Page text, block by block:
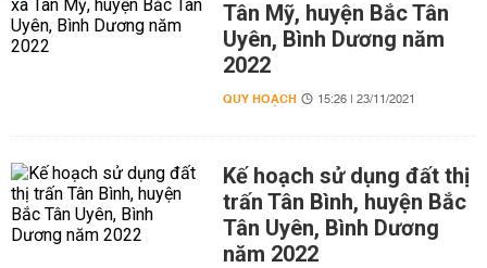
Tân Mỹ, huyện Bắc Tân
Uyên, Bình Dương năm
2022
QUY HOẠCH 15:26 | 23/11/2021
Kế hoạch sử dụng đất thị
trấn Tân Bình, huyện Bắc
Tân Uyên, Bình Dương
năm 2022